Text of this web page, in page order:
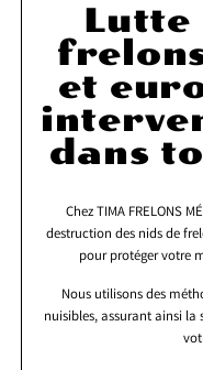
Lutte
et
dans
Chez TIMA FRELONS
destruction des nids de
pour protéger votre
Nous utilisons des
nuisibles, assurant ainsi